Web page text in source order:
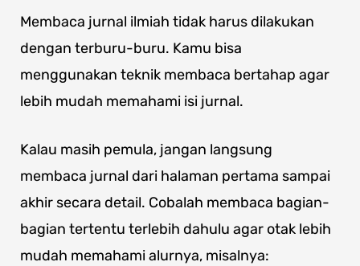
Membaca jurnal ilmiah tidak harus dilakukan
dengan terburu-buru. Kamu bisa
menggunakan teknik membaca bertahap agar
lebih mudah memahami isi jurnal.
Kalau masih pemula, jangan langsung
membaca jurnal dari halaman pertama sampai
akhir secara detail. Cobalah membaca bagian-
bagian tertentu terlebih dahulu agar otak lebih
mudah memahami alurnya, misalnya: